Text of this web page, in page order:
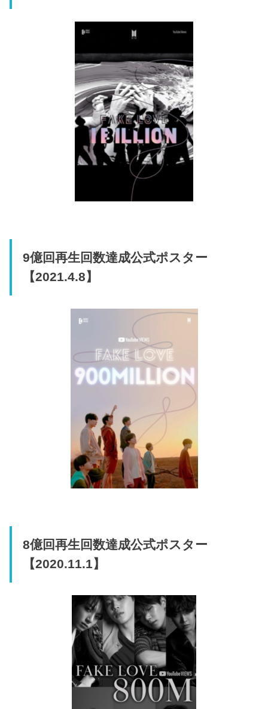
9億回再生回数達成公式ポスター
【2021.4.8】
8億回再生回数達成公式ポスター
【2020.11.1】